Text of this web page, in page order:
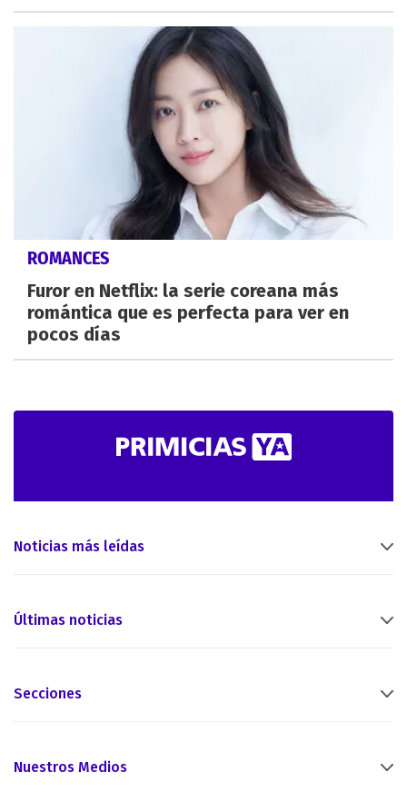
ROMANCES
Furor en Netflix: la serie coreana más
romántica que es perfecta para ver en
pocos días
Noticias más leídas
Últimas noticias
Secciones
Nuestros Medios